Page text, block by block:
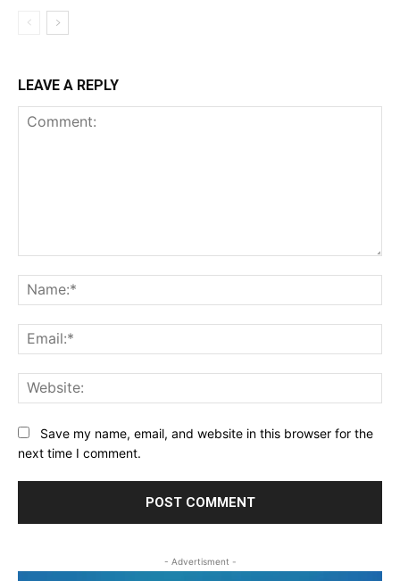
LEAVE A REPLY
Save my name, email, and website in this browser for the
next time I comment.
- Advertisment -